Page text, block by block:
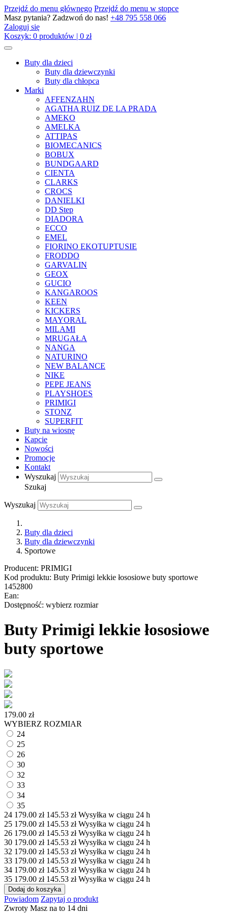
Przejdź do menu głównego Przejdź do menu w stopce
Masz pytania? Zadzwoń do nas! +48 795 558 066
Zaloguj się
Koszyk: 0 produktów | 0 zł
Buty dla dzieci
Buty dla dziewczynki
Buty dla chłopca
Marki
AFFENZAHN
AGATHA RUIZ DE LA PRADA
AMEKO
AMELKA
ATTIPAS
BIOMECANICS
BOBUX
BUNDGAARD
CIENTA
CLARKS
CROCS
DANIELKI
DD Step
DIADORA
ECCO
EMEL
FIORINO EKOTUPTUSIE
FRODDO
GARVALIN
GEOX
GUCIO
KANGAROOS
KEEN
KICKERS
MAYORAL
MILAMI
MRUGAŁA
NANGA
NATURINO
NEW BALANCE
NIKE
PEPE JEANS
PLAYSHOES
PRIMIGI
STONZ
SUPERFIT
Buty na wiosnę
Kapcie
Nowości
Promocje
Kontakt
Wyszukaj
Szukaj
Wyszukaj
Buty dla dzieci
Buty dla dziewczynki
Sportowe
Producent: PRIMIGI
Kod produktu: Buty Primigi lekkie łososiowe buty sportowe
1452800
Ean:
Dostępność: wybierz rozmiar
Buty Primigi lekkie łososiowe
buty sportowe
179.00 zł
WYBIERZ ROZMIAR
24
25
26
30
32
33
34
35
24 179.00 zł 145.53 zł Wysyłka w ciągu 24 h
25 179.00 zł 145.53 zł Wysyłka w ciągu 24 h
26 179.00 zł 145.53 zł Wysyłka w ciągu 24 h
30 179.00 zł 145.53 zł Wysyłka w ciągu 24 h
32 179.00 zł 145.53 zł Wysyłka w ciągu 24 h
33 179.00 zł 145.53 zł Wysyłka w ciągu 24 h
34 179.00 zł 145.53 zł Wysyłka w ciągu 24 h
35 179.00 zł 145.53 zł Wysyłka w ciągu 24 h
Dodaj do koszyka
Powiadom Zapytaj o produkt
Zwroty Masz na to 14 dni